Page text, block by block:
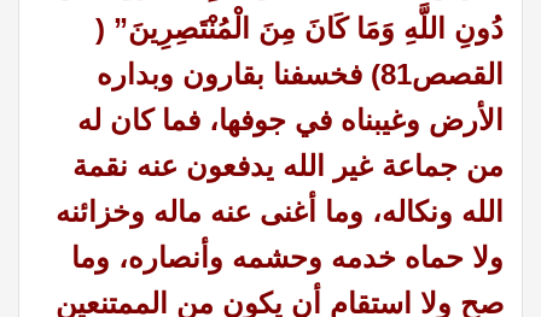
دُونِ اللَّهِ وَمَا كَانَ مِنَ الْمُنْتَصِرِينَ” (
القصص81)
فخسفنا بقارون وبداره
الأرض وغيبناه في جوفها، فما كان له
من جماعة غير الله يدفعون عنه نقمة
الله ونكاله، وما أغنى عنه ماله وخزائنه
ولا حماه خدمه وحشمه وأنصاره، وما
صح ولا استقام أن يكون من الممتنعين